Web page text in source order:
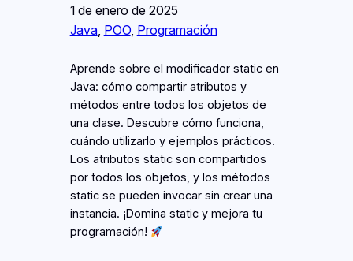
1 de enero de 2025
Java, POO, Programación
Aprende sobre el modificador static en
Java: cómo compartir atributos y
métodos entre todos los objetos de
una clase. Descubre cómo funciona,
cuándo utilizarlo y ejemplos prácticos.
Los atributos static son compartidos
por todos los objetos, y los métodos
static se pueden invocar sin crear una
instancia. ¡Domina static y mejora tu
programación!